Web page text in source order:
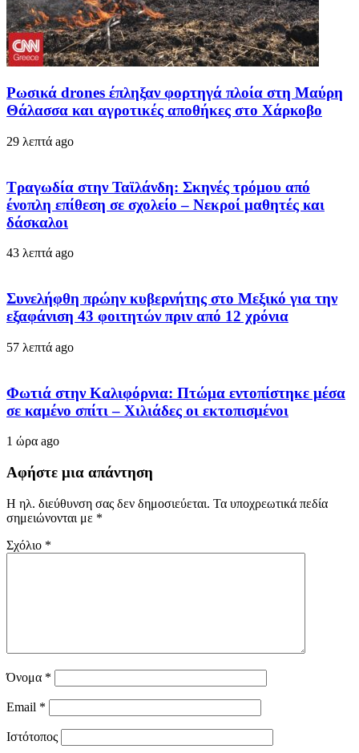
Ρωσικά drones έπληξαν φορτηγά πλοία στη Μαύρη
Θάλασσα και αγροτικές αποθήκες στο Χάρκοβο
29 λεπτά ago
Τραγωδία στην Ταϊλάνδη: Σκηνές τρόμου από
ένοπλη επίθεση σε σχολείο – Νεκροί μαθητές και
δάσκαλοι
43 λεπτά ago
Συνελήφθη πρώην κυβερνήτης στο Μεξικό για την
εξαφάνιση 43 φοιτητών πριν από 12 χρόνια
57 λεπτά ago
Φωτιά στην Καλιφόρνια: Πτώμα εντοπίστηκε μέσα
σε καμένο σπίτι – Χιλιάδες οι εκτοπισμένοι
1 ώρα ago
Αφήστε μια απάντηση
Η ηλ. διεύθυνση σας δεν δημοσιεύεται. Τα υποχρεωτικά πεδία
σημειώνονται με *
Σχόλιο *
Όνομα *
Email *
Ιστότοπος